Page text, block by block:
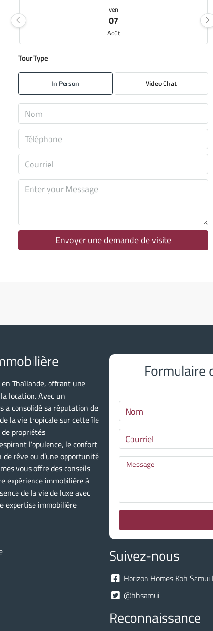
ven
07
Août
08
09
10
11
Août
13
18
Août
mer
Tour Type
In Person Video Chat
Envoyer une demande de visite
Thaïlande, offrant une
location. Avec un
a consolidé sa réputation de
la vie tropicale sur cette île
propriétés
l’opulence, le confort
de rêve ou d’une opportunité
vous offre des conseils
expérience immobilière à
de la vie de luxe avec
expertise immobilière
Formulaire
Suivez-nous
Horizon Homes Koh Samui
@hhsamui
Reconnaissance